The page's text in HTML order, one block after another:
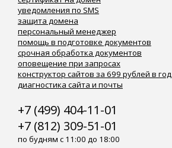
уведомления по SMS
защита домена
персональный менеджер
помощь в подготовке документов
срочная обработка документов
оповещение при запросах
конструктор сайтов за 699 рублей в год
диагностика сайта и почты
+7 (499) 404-11-01
+7 (812) 309-51-01
по будням с 11:00 до 18:00